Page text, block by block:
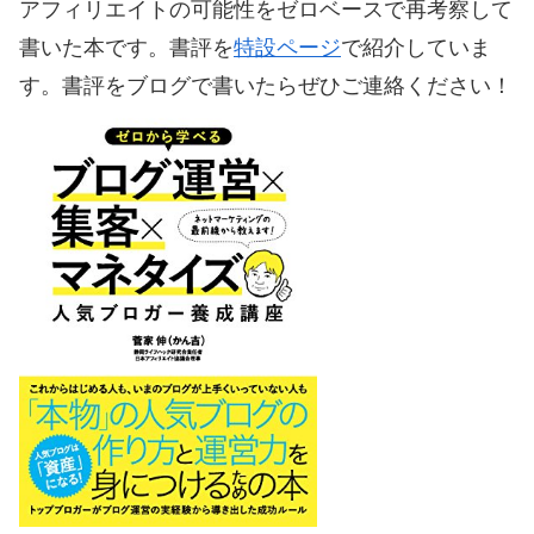
アフィリエイトの可能性をゼロベースで再考察して
書いた本です。書評を特設ページで紹介していま
す。書評をブログで書いたらぜひご連絡ください！